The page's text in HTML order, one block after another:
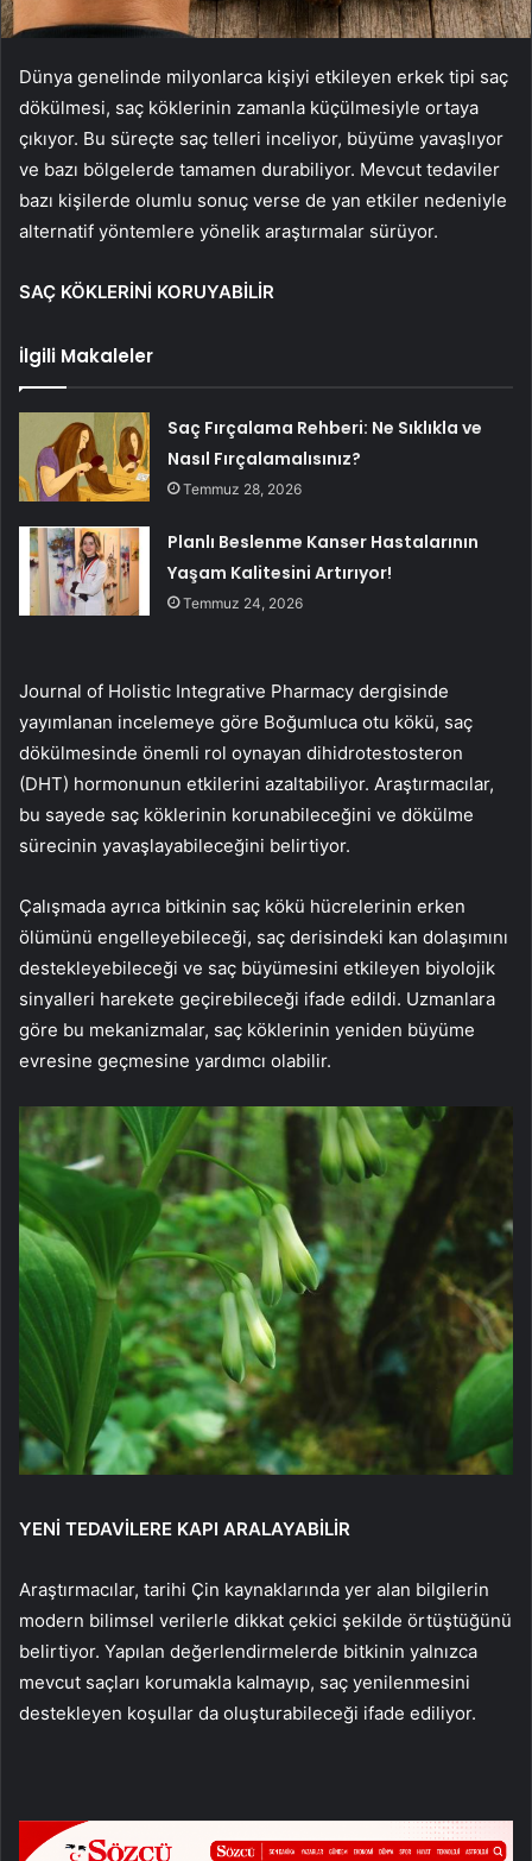
Dünya genelinde milyonlarca kişiyi etkileyen erkek tipi saç
dökülmesi, saç köklerinin zamanla küçülmesiyle ortaya
çıkıyor. Bu süreçte saç telleri inceliyor, büyüme yavaşlıyor
ve bazı bölgelerde tamamen durabiliyor. Mevcut tedaviler
bazı kişilerde olumlu sonuç verse de yan etkiler nedeniyle
alternatif yöntemlere yönelik araştırmalar sürüyor.
SAÇ KÖKLERİNİ KORUYABİLİR
İlgili Makaleler
Saç Fırçalama Rehberi: Ne Sıklıkla ve
Nasıl Fırçalamalısınız?
Temmuz 28, 2026
Planlı Beslenme Kanser Hastalarının
Yaşam Kalitesini Artırıyor!
Temmuz 24, 2026
Journal of Holistic Integrative Pharmacy dergisinde
yayımlanan incelemeye göre Boğumluca otu kökü, saç
dökülmesinde önemli rol oynayan dihidrotestosteron
(DHT) hormonunun etkilerini azaltabiliyor. Araştırmacılar,
bu sayede saç köklerinin korunabileceğini ve dökülme
sürecinin yavaşlayabileceğini belirtiyor.
Çalışmada ayrıca bitkinin saç kökü hücrelerinin erken
ölümünü engelleyebileceği, saç derisindeki kan dolaşımını
destekleyebileceği ve saç büyümesini etkileyen biyolojik
sinyalleri harekete geçirebileceği ifade edildi. Uzmanlara
göre bu mekanizmalar, saç köklerinin yeniden büyüme
evresine geçmesine yardımcı olabilir.
YENİ TEDAVİLERE KAPI ARALAYABİLİR
Araştırmacılar, tarihi Çin kaynaklarında yer alan bilgilerin
modern bilimsel verilerle dikkat çekici şekilde örtüştüğünü
belirtiyor. Yapılan değerlendirmelerde bitkinin yalnızca
mevcut saçları korumakla kalmayıp, saç yenilenmesini
destekleyen koşullar da oluşturabileceği ifade ediliyor.